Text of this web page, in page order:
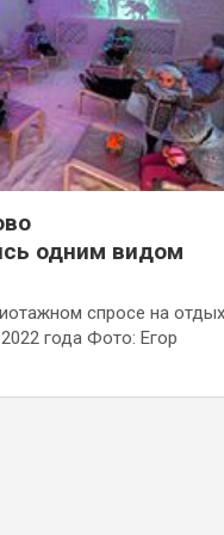
одним видом
спросе на
года Фото: Егор